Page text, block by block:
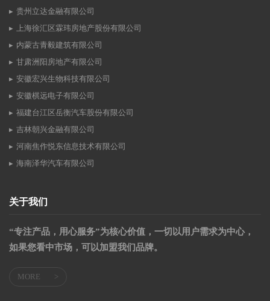
贵州立达金融有限公司
上海徐汇区霖玮房地产股份有限公司
内蒙古青毅建筑有限公司
甘肃洲阳房地产有限公司
安徽宏兴生物科技有限公司
安徽棋远电子有限公司
福建台江区岳衡汽车股份有限公司
吉林朝兴金融有限公司
河南焦作悦东信息技术有限公司
海南泽华汽车有限公司
关于我们
“专注产品，用心服务”为核心价值，一切以用户需求为中心，
如果您看中市场，可以加盟我们品牌。
MORE >